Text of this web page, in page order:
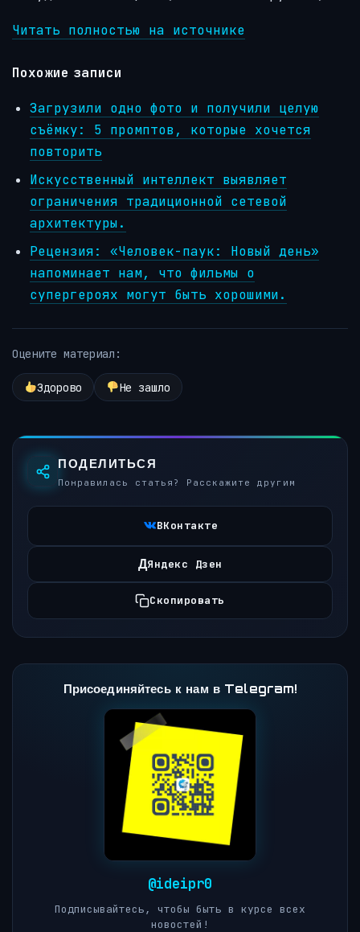
Читать полностью на источнике
Похожие записи
Загрузили одно фото и получили целую
съёмку: 5 промптов, которые хочется
повторить
Искусственный интеллект выявляет
ограничения традиционной сетевой
архитектуры.
Рецензия: «Человек-паук: Новый день»
напоминает нам, что фильмы о
супергероях могут быть хорошими.
Оцените материал:
Здорово Не зашло
ПОДЕЛИТЬСЯ
Понравилась статья? Расскажите другим
ВКонтакте
ДЯндекс Дзен
Скопировать
Присоединяйтесь к нам в Telegram!
@ideipr0
Подписывайтесь, чтобы быть в курсе всех
новостей!